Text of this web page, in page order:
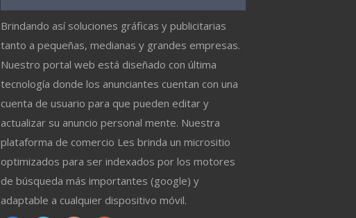
Brindando así soluciones gráficas y publicitarias
tanto a pequeñas, medianas y grandes empresas.
Nuestro portal web está diseñado con última
tecnología donde los anunciantes cuentan con una
cuenta de usuario para que pueden editar y
actualizar su anuncio personal mente. Nuestra
plataforma de comercio Les brinda un micrositio
optimizados para ser indexados por los motores
de búsqueda más importantes (google) y
adaptable a cualquier dispositivo móvil.